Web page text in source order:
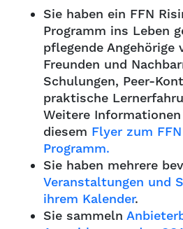
Sie haben ein FFN
Programm ins Leben
pflegende Angehörige
Freunden und
Schulungen, Peer-
praktische
Weitere
diesem Flyer zum
Programm.
Sie haben mehrere
Veranstaltungen und
ihrem Kalender.
Sie sammeln